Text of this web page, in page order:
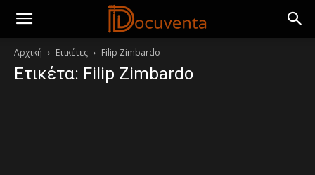
Αρχική Ετικέτες Filip Zimbardo
Ετικέτα: Filip Zimbardo